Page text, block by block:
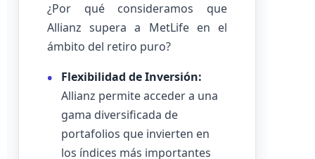
¿Por qué consideramos que
Allianz supera a MetLife en el
ámbito del retiro puro?
Flexibilidad de Inversión:
Allianz permite acceder a una
gama diversificada de
portafolios que invierten en
los índices más importantes